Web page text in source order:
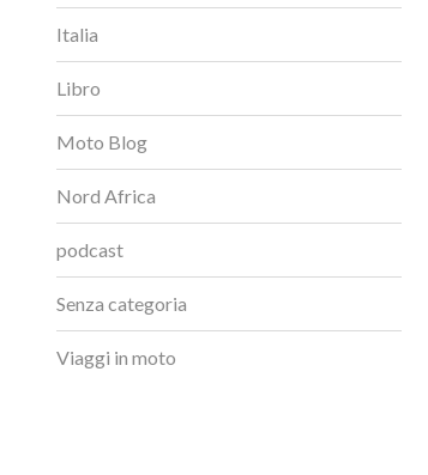
Italia
Libro
Moto Blog
Nord Africa
podcast
Senza categoria
Viaggi in moto